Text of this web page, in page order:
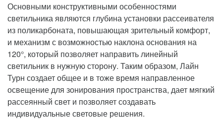
Основными конструктивными особенностями
светильника являются глубина установки рассеивателя
из поликарбоната, повышающая зрительный комфорт,
и механизм с возможностью наклона основания на
120°, который позволяет направить линейный
светильник в нужную сторону. Таким образом, Лайн
Турн создает общее и в тоже время направленное
освещение для зонирования пространства, дает мягкий
рассеянный свет и позволяет создавать
индивидуальные световые решения.